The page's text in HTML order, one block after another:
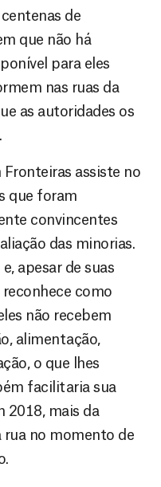
de
que não há
para eles
nas ruas da
as autoridades os
Fronteiras assiste no
que foram
convincentes
das minorias.
apesar de suas
reconhece como
não recebem
alimentação,
o que lhes
facilitaria sua
2018, mais da
rua no momento de